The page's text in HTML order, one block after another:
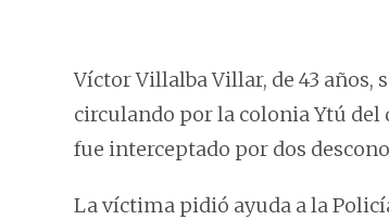
Víctor Villalba Villar, de 43
circulando por la colonia Ytú
fue interceptado por dos
La víctima pidió ayuda a la